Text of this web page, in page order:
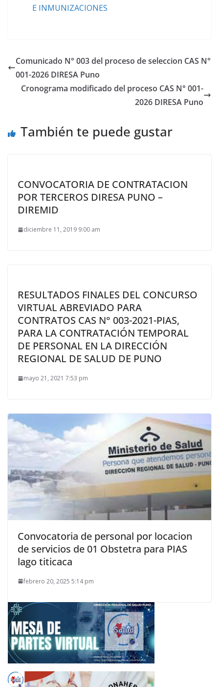
E INMUNIZACIONES
Comunicado N° 003 del proceso de seleccion CAS N°
001-2026 DIRESA Puno
Cronograma modificado del proceso CAS N° 001-
2026 DIRESA Puno
También te puede gustar
CONVOCATORIA DE CONTRATACION
POR TERCEROS DIRESA PUNO –
DIREMID
diciembre 11, 2019 9:00 am
RESULTADOS FINALES DEL CONCURSO
VIRTUAL ABREVIADO PARA
CONTRATOS CAS N° 003-2021-PIAS,
PARA LA CONTRATACIÓN TEMPORAL
DE PERSONAL EN LA DIRECCIÓN
REGIONAL DE SALUD DE PUNO
mayo 21, 2021 7:53 pm
Convocatoria de personal por locacion
de servicios de 01 Obstetra para PIAS
lago titicaca
febrero 20, 2025 5:14 pm